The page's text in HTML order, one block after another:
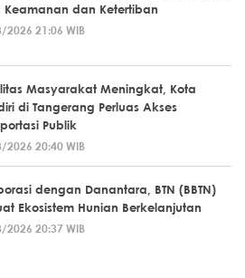
Keamanan dan Ketertiban
2026 21:06 WIB
Masyarakat Meningkat, Kota
di Tangerang Perluas Akses
Publik
2026 20:40 WIB
dengan Danantara, BTN (BBTN)
Ekosistem Hunian Berkelanjutan
2026 20:37 WIB